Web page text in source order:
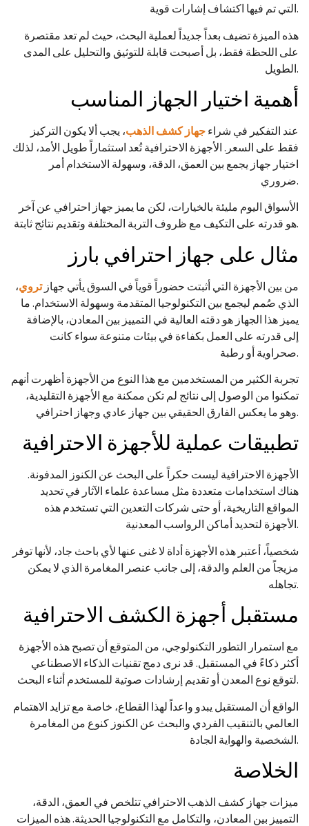
التي تم فيها اكتشاف إشارات قوية.
هذه الميزة تضيف بعداً جديداً لعملية البحث، حيث لم تعد مقتصرة
على اللحظة فقط، بل أصبحت قابلة للتوثيق والتحليل على المدى
الطويل.
أهمية اختيار الجهاز المناسب
عند التفكير في شراء جهاز كشف الذهب، يجب ألا يكون التركيز
فقط على السعر. الأجهزة الاحترافية تُعد استثماراً طويل الأمد، لذلك
اختيار جهاز يجمع بين العمق، الدقة، وسهولة الاستخدام أمر
ضروري.
الأسواق اليوم مليئة بالخيارات، لكن ما يميز جهاز احترافي عن آخر
هو قدرته على التكيف مع ظروف التربة المختلفة وتقديم نتائج ثابتة.
مثال على جهاز احترافي بارز
من بين الأجهزة التي أثبتت حضوراً قوياً في السوق يأتي جهازتروي،
الذي صُمم ليجمع بين التكنولوجيا المتقدمة وسهولة الاستخدام. ما
يميز هذا الجهاز هو دقته العالية في التمييز بين المعادن، بالإضافة
إلى قدرته على العمل بكفاءة في بيئات متنوعة سواء كانت
صحراوية أو رطبة.
تجربة الكثير من المستخدمين مع هذا النوع من الأجهزة أظهرت أنهم
تمكنوا من الوصول إلى نتائج لم تكن ممكنة مع الأجهزة التقليدية،
وهو ما يعكس الفارق الحقيقي بين جهاز عادي وجهاز احترافي.
تطبيقات عملية للأجهزة الاحترافية
الأجهزة الاحترافية ليست حكراً على البحث عن الكنوز المدفونة.
هناك استخدامات متعددة مثل مساعدة علماء الآثار في تحديد
المواقع التاريخية، أو حتى شركات التعدين التي تستخدم هذه
الأجهزة لتحديد أماكن الرواسب المعدنية.
شخصياً، أعتبر هذه الأجهزة أداة لا غنى عنها لأي باحث جاد، لأنها توفر
مزيجاً من العلم والدقة، إلى جانب عنصر المغامرة الذي لا يمكن
تجاهله.
مستقبل أجهزة الكشف الاحترافية
مع استمرار التطور التكنولوجي، من المتوقع أن تصبح هذه الأجهزة
أكثر ذكاءً في المستقبل. قد نرى دمج تقنيات الذكاء الاصطناعي
لتوقع نوع المعدن أو تقديم إرشادات صوتية للمستخدم أثناء البحث.
الواقع أن المستقبل يبدو واعداً لهذا القطاع، خاصة مع تزايد الاهتمام
العالمي بالتنقيب الفردي والبحث عن الكنوز كنوع من المغامرة
الشخصية والهواية الجادة.
الخلاصة
ميزات جهاز كشف الذهب الاحترافي تتلخص في العمق، الدقة،
التمييز بين المعادن، والتكامل مع التكنولوجيا الحديثة. هذه الميزات